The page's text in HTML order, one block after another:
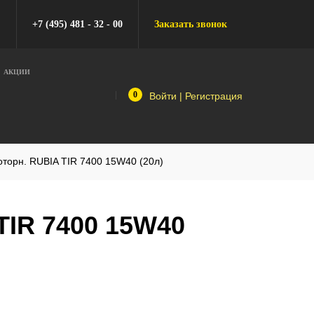
+7 (495) 481 - 32 - 00 Заказать звонок
АКЦИИ
0 Войти | Регистрация
RUBIA TIR 7400 15W40 (20л)
7400 15W40